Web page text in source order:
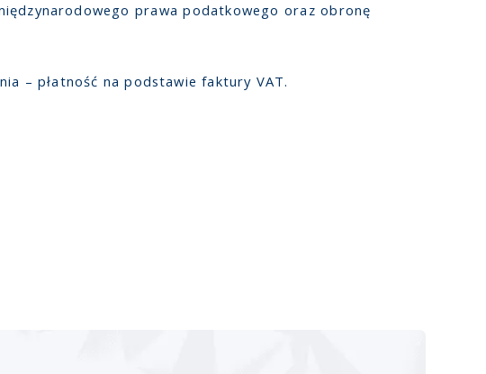
prawa podatkowego oraz obronę
– płatność na podstawie faktury VAT.